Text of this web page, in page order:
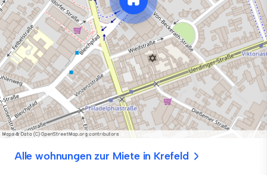
Alle wohnungen zur Miete in Krefeld